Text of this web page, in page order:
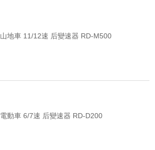
山地車 11/12速 后變速器 RD-M500
電動車 6/7速 后變速器 RD-D200